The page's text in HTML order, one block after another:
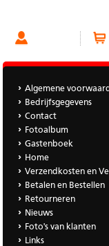
Algemene
Bedrijfsgegevens
Contact
Fotoalbum
Gastenboek
Home
Verzendkosten en
Betalen en Bestellen
Retourneren
Nieuws
Foto's van klanten
Links